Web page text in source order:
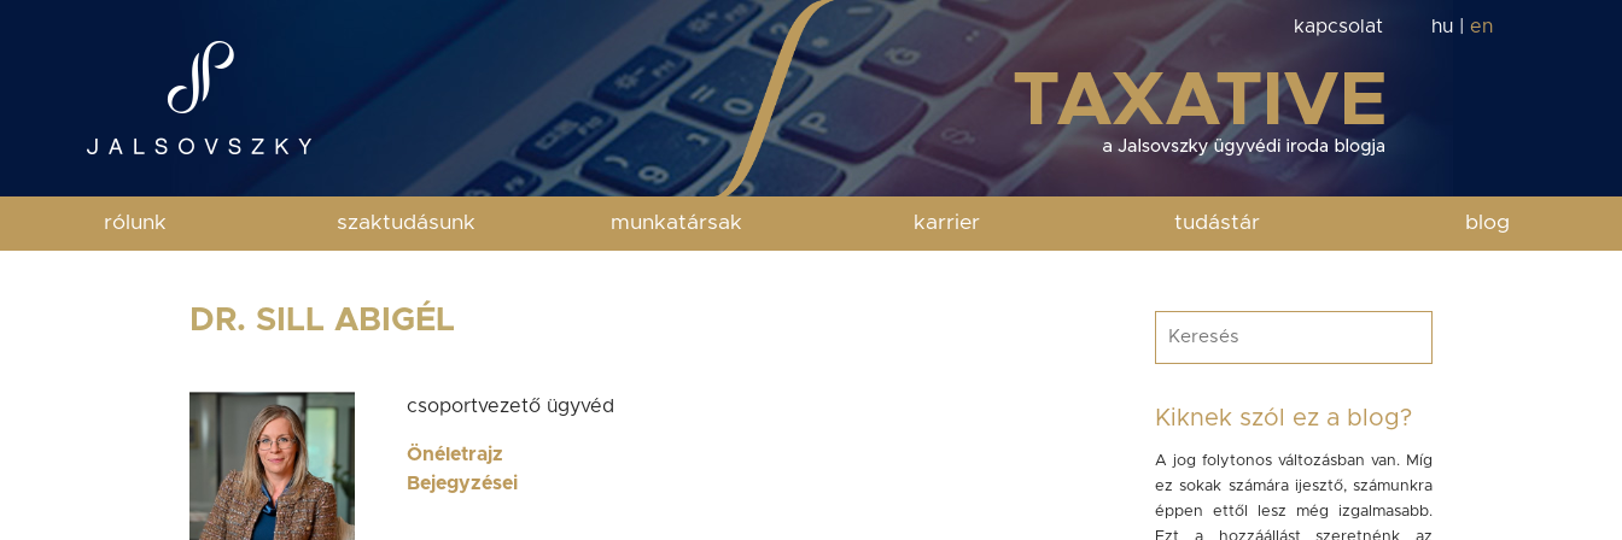
kapcsolat hu en
rólunk szaktudásunk munkatársak karrier tudástár blog
DR. SILL ABIGÉL
csoportvezető ügyvéd
Önéletrajz
Bejegyzései
Kiknek szól ez a blog?
A jog folytonos változásban van. Míg
ez sokak számára ijesztő, számunkra
éppen ettől lesz még izgalmasabb.